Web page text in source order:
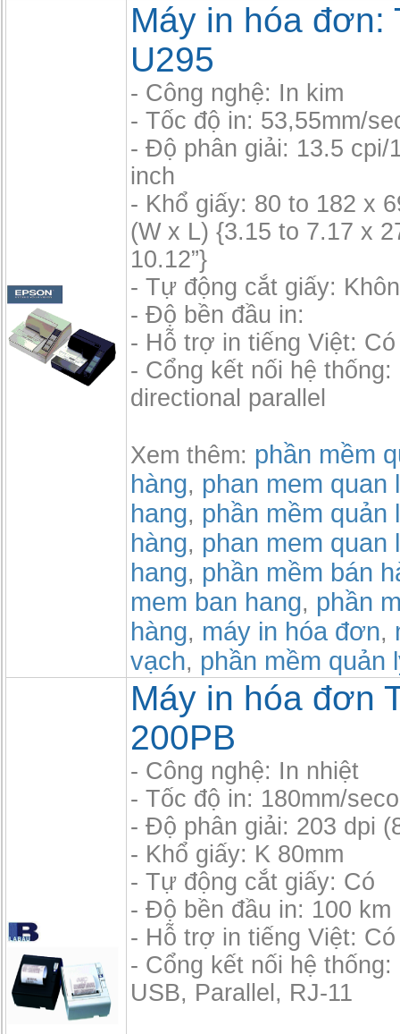
Máy in hóa đơn:
U295
- Công nghệ: In kim
- Tốc độ in: 53,55mm/
- Độ phân giải: 13.5 cpi/
inch
- Khổ giấy: 80 to 182 x
(W x L) {3.15 to 7.17 x
10.12”}
- Tự động cắt giấy:
- Độ bền đầu in:
- Hỗ trợ in tiếng Việt: Có
- Cổng kết nối hệ thống:
directional parallel
Xem thêm: phần mềm
hàng, phan mem quan
hang, phần mềm quản
hàng, phan mem quan
hang, phần mềm bán
mem ban hang, phần
hàng, máy in hóa đơn,
vạch, phần mềm quản
Máy in hóa đơn
200PB
- Công nghệ: In nhiệt
- Tốc độ in: 180mm/
- Độ phân giải: 203 dpi
- Khổ giấy: K 80mm
- Tự động cắt giấy: Có
- Độ bền đầu in: 100 km
- Hỗ trợ in tiếng Việt: Có
- Cổng kết nối hệ thống:
USB, Parallel, RJ-11